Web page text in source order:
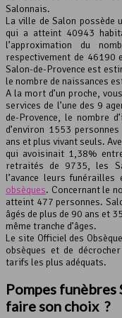
Salonnais.
La ville de Salon possède
qui a atteint 40943
l’approximation du
respectivement de
Salon-de-Provence est
le nombre de naissances
A la mort d’un proche,
services de l’une des 9
de-Provence, le nombre
d’environ 1553
ans et plus vivant seuls.
qui avoisinait 1,38%
retraités de 9735, les
l’avance leurs
obsèques. Concernant le
atteint 477 personnes.
âgés de plus de 90 ans et
même tranche d’âges.
Le site Officiel des
obsèques et de
tarifs les plus adéquats.
Pompes
faire son choix ?